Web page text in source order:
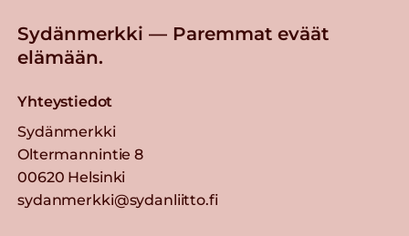
Sydänmerkki — Paremmat eväät
elämään.
Yhteystiedot
Sydänmerkki
Oltermannintie 8
00620 Helsinki
sydanmerkki@sydanliitto.fi